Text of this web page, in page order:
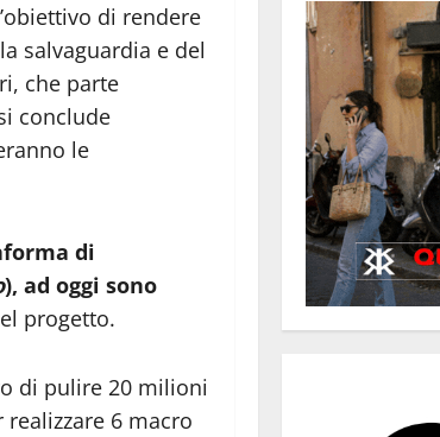
di rendere
salvaguardia e del
che parte
conclude
le
di
), ad oggi sono
progetto.
di pulire 20 milioni
realizzare 6 macro